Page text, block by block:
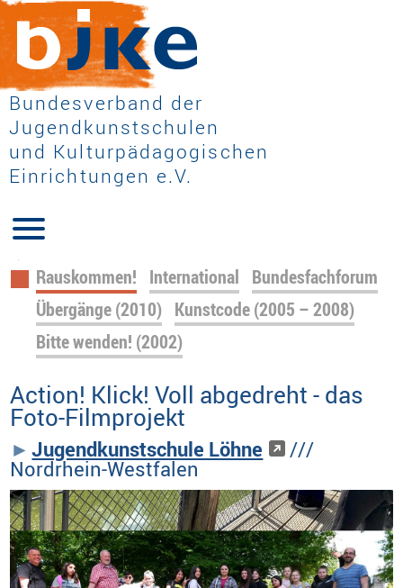
Bundesverband der
Jugendkunstschulen
und Kulturpädagogischen
Einrichtungen e.V.
Navigation
überspringen
Rauskommen! International Bundesfachforum
Übergänge (2010) Kunstcode (2005 – 2008)
Bitte wenden! (2002)
Action! Klick! Voll abgedreht - das
Foto-Filmprojekt
Jugendkunstschule Löhne ///
Nordrhein-Westfalen